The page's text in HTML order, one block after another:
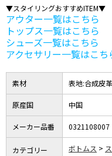
▼スタイリングおすすめITEM▼
アウター一覧はこちら
トップス一覧はこちら
シューズ一覧はこちら
アクセサリー一覧はこち
素材 表地:合成皮
原産国 中国
メーカー品番 0321108007
カテゴリー ボトムス